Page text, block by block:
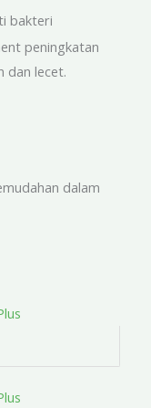
bakteri
peningkatan
dan lecet.
dalam